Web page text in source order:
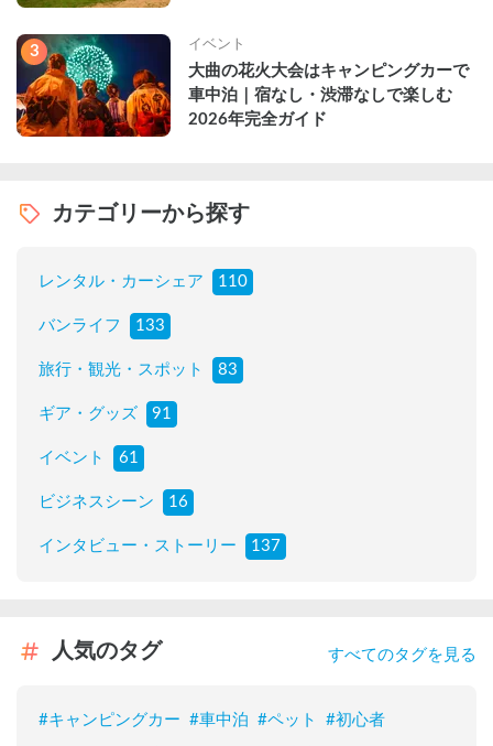
3 イベント
大曲の花火大会はキャンピングカーで
車中泊｜宿なし・渋滞なしで楽しむ
2026年完全ガイド
カテゴリーから探す
レンタル・カーシェア 110
バンライフ 133
旅行・観光・スポット 83
ギア・グッズ 91
イベント 61
ビジネスシーン 16
インタビュー・ストーリー 137
人気のタグ すべてのタグを見る
#キャンピングカー #車中泊 #ペット #初心者